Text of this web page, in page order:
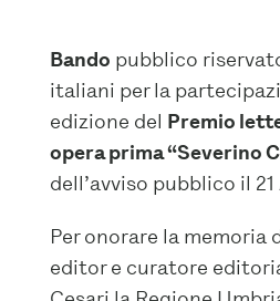
Bando pubblico
italiani per la
edizione del Premio
opera prima “Severino
dell’avviso pubblico il
Per onorare la memoria
editor e curatore